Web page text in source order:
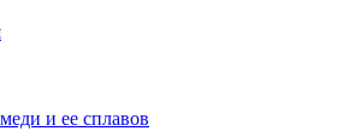
и ее сплавов